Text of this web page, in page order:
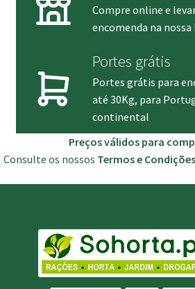
Compre online e
encomenda na
Portes grátis
Portes grátis para
até 30Kg, para
continental
Preços válidos para
Consulte os nossos Termos e Condições